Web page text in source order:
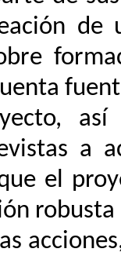
de
así
a
el